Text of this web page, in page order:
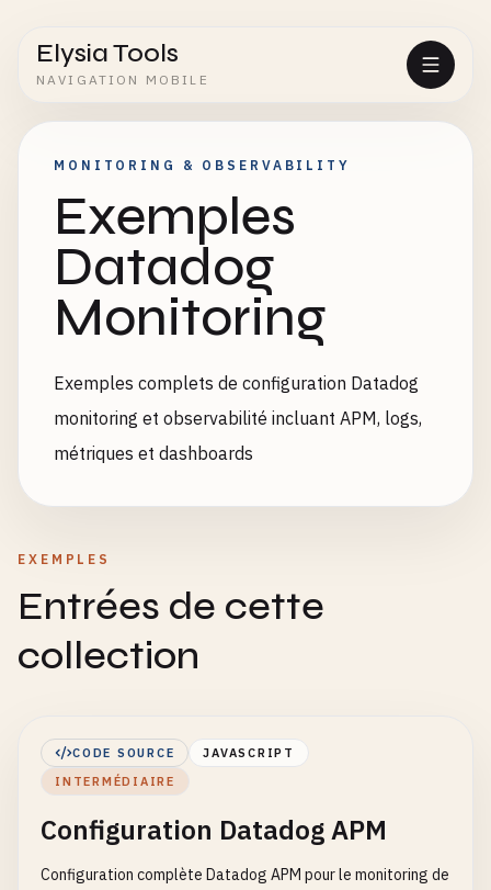
Elysia Tools
NAVIGATION MOBILE
MONITORING & OBSERVABILITY
Exemples
Datadog
Monitoring
Exemples complets de configuration Datadog
monitoring et observabilité incluant APM, logs,
métriques et dashboards
EXEMPLES
Entrées de cette
collection
CODE SOURCE
JAVASCRIPT
INTERMÉDIAIRE
Configuration Datadog APM
Configuration complète Datadog APM pour le monitoring de